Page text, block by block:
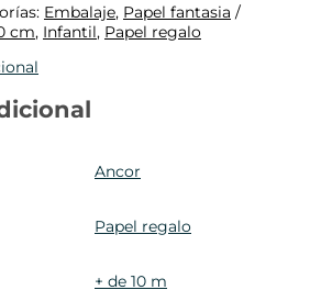
Embalaje, Papel fantasia
cm, Infantil, Papel regalo
Ancor
Papel regalo
+ de 10 m